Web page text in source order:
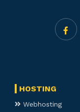
HOSTING
Webhosting